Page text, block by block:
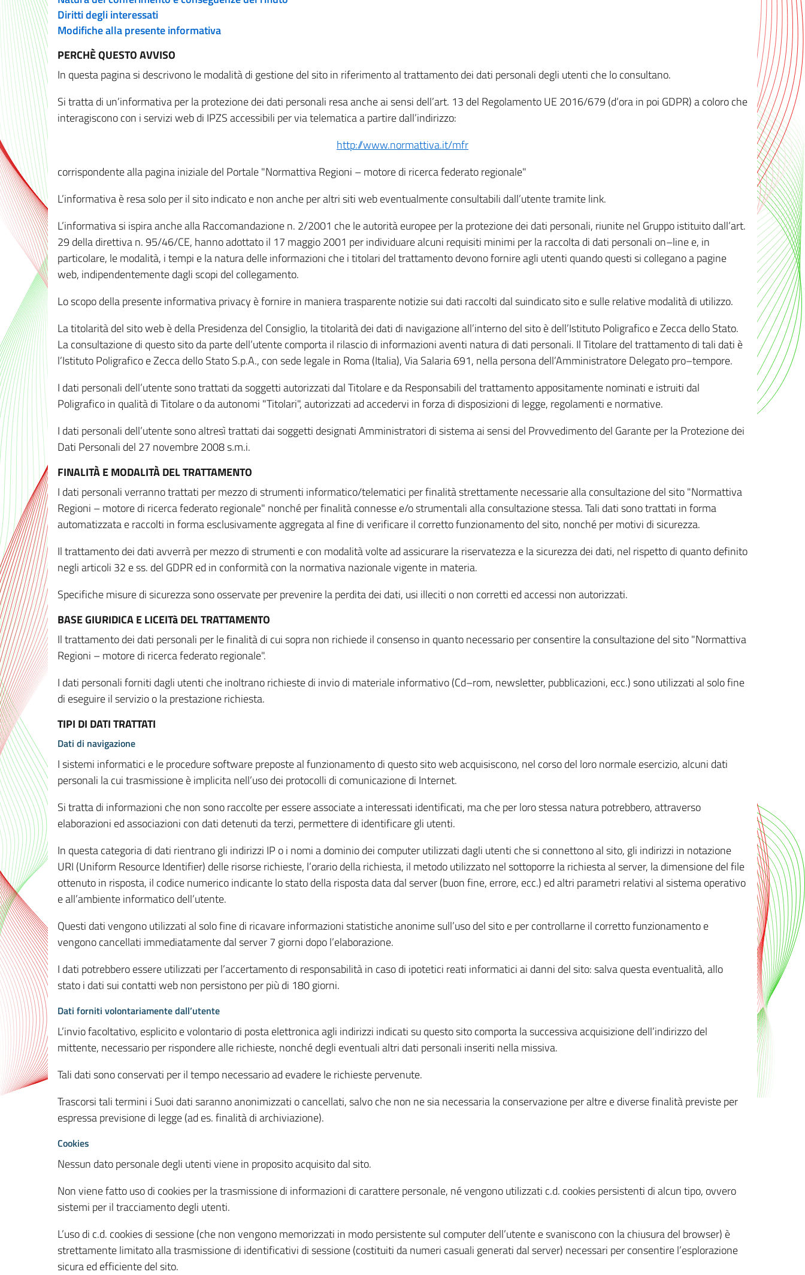
Diritti degli interessati
Modifiche alla presente informativa
PERCHÈ QUESTO AVVISO
In questa pagina si descrivono le modalità di gestione del sito in riferimento al trattamento dei dati personali degli utenti che lo consultano.
Si tratta di un’informativa per la protezione dei dati personali resa anche ai sensi dell’art. 13 del Regolamento UE 2016/679 (d’ora in poi GDPR) a coloro che
interagiscono con i servizi web di IPZS accessibili per via telematica a partire dall’indirizzo:
http://www.normattiva.it/mfr
corrispondente alla pagina iniziale del Portale "Normattiva Regioni – motore di ricerca federato regionale"
L’informativa è resa solo per il sito indicato e non anche per altri siti web eventualmente consultabili dall’utente tramite link.
L’informativa si ispira anche alla Raccomandazione n. 2/2001 che le autorità europee per la protezione dei dati personali, riunite nel Gruppo istituito dall’art.
29 della direttiva n. 95/46/CE, hanno adottato il 17 maggio 2001 per individuare alcuni requisiti minimi per la raccolta di dati personali on–line e, in
particolare, le modalità, i tempi e la natura delle informazioni che i titolari del trattamento devono fornire agli utenti quando questi si collegano a pagine
web, indipendentemente dagli scopi del collegamento.
Lo scopo della presente informativa privacy è fornire in maniera trasparente notizie sui dati raccolti dal suindicato sito e sulle relative modalità di utilizzo.
La titolarità del sito web è della Presidenza del Consiglio, la titolarità dei dati di navigazione all’interno del sito è dell’Istituto Poligrafico e Zecca dello Stato.
La consultazione di questo sito da parte dell’utente comporta il rilascio di informazioni aventi natura di dati personali. Il Titolare del trattamento di tali dati è
l’Istituto Poligrafico e Zecca dello Stato S.p.A., con sede legale in Roma (Italia), Via Salaria 691, nella persona dell’Amministratore Delegato pro–tempore.
I dati personali dell’utente sono trattati da soggetti autorizzati dal Titolare e da Responsabili del trattamento appositamente nominati e istruiti dal
Poligrafico in qualità di Titolare o da autonomi "Titolari", autorizzati ad accedervi in forza di disposizioni di legge, regolamenti e normative.
I dati personali dell’utente sono altresì trattati dai soggetti designati Amministratori di sistema ai sensi del Provvedimento del Garante per la Protezione dei
Dati Personali del 27 novembre 2008 s.m.i.
FINALITÀ E MODALITÀ DEL TRATTAMENTO
I dati personali verranno trattati per mezzo di strumenti informatico/telematici per finalità strettamente necessarie alla consultazione del sito "Normattiva
Regioni – motore di ricerca federato regionale" nonché per finalità connesse e/o strumentali alla consultazione stessa. Tali dati sono trattati in forma
automatizzata e raccolti in forma esclusivamente aggregata al fine di verificare il corretto funzionamento del sito, nonché per motivi di sicurezza.
Il trattamento dei dati avverrà per mezzo di strumenti e con modalità volte ad assicurare la riservatezza e la sicurezza dei dati, nel rispetto di quanto definito
negli articoli 32 e ss. del GDPR ed in conformità con la normativa nazionale vigente in materia.
Specifiche misure di sicurezza sono osservate per prevenire la perdita dei dati, usi illeciti o non corretti ed accessi non autorizzati.
BASE GIURIDICA E LICEITà DEL TRATTAMENTO
Il trattamento dei dati personali per le finalità di cui sopra non richiede il consenso in quanto necessario per consentire la consultazione del sito "Normattiva
Regioni – motore di ricerca federato regionale".
I dati personali forniti dagli utenti che inoltrano richieste di invio di materiale informativo (Cd–rom, newsletter, pubblicazioni, ecc.) sono utilizzati al solo fine
di eseguire il servizio o la prestazione richiesta.
TIPI DI DATI TRATTATI
Dati di navigazione
I sistemi informatici e le procedure software preposte al funzionamento di questo sito web acquisiscono, nel corso del loro normale esercizio, alcuni dati
personali la cui trasmissione è implicita nell’uso dei protocolli di comunicazione di Internet.
Si tratta di informazioni che non sono raccolte per essere associate a interessati identificati, ma che per loro stessa natura potrebbero, attraverso
elaborazioni ed associazioni con dati detenuti da terzi, permettere di identificare gli utenti.
In questa categoria di dati rientrano gli indirizzi IP o i nomi a dominio dei computer utilizzati dagli utenti che si connettono al sito, gli indirizzi in notazione
URI (Uniform Resource Identifier) delle risorse richieste, l’orario della richiesta, il metodo utilizzato nel sottoporre la richiesta al server, la dimensione del file
ottenuto in risposta, il codice numerico indicante lo stato della risposta data dal server (buon fine, errore, ecc.) ed altri parametri relativi al sistema operativo
e all’ambiente informatico dell’utente.
Questi dati vengono utilizzati al solo fine di ricavare informazioni statistiche anonime sull’uso del sito e per controllarne il corretto funzionamento e
vengono cancellati immediatamente dal server 7 giorni dopo l’elaborazione.
I dati potrebbero essere utilizzati per l’accertamento di responsabilità in caso di ipotetici reati informatici ai danni del sito: salva questa eventualità, allo
stato i dati sui contatti web non persistono per più di 180 giorni.
Dati forniti volontariamente dall’utente
L’invio facoltativo, esplicito e volontario di posta elettronica agli indirizzi indicati su questo sito comporta la successiva acquisizione dell’indirizzo del
mittente, necessario per rispondere alle richieste, nonché degli eventuali altri dati personali inseriti nella missiva.
Tali dati sono conservati per il tempo necessario ad evadere le richieste pervenute.
Trascorsi tali termini i Suoi dati saranno anonimizzati o cancellati, salvo che non ne sia necessaria la conservazione per altre e diverse finalità previste per
espressa previsione di legge (ad es. finalità di archiviazione).
Cookies
Nessun dato personale degli utenti viene in proposito acquisito dal sito.
Non viene fatto uso di cookies per la trasmissione di informazioni di carattere personale, né vengono utilizzati c.d. cookies persistenti di alcun tipo, ovvero
sistemi per il tracciamento degli utenti.
L’uso di c.d. cookies di sessione (che non vengono memorizzati in modo persistente sul computer dell’utente e svaniscono con la chiusura del browser) è
strettamente limitato alla trasmissione di identificativi di sessione (costituiti da numeri casuali generati dal server) necessari per consentire l’esplorazione
sicura ed efficiente del sito.